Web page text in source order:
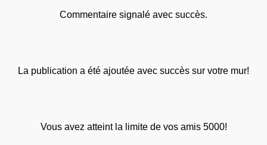
Commentaire signalé avec succès.
La publication a été ajoutée avec succès sur votre mur!
Vous avez atteint la limite de vos amis 5000!